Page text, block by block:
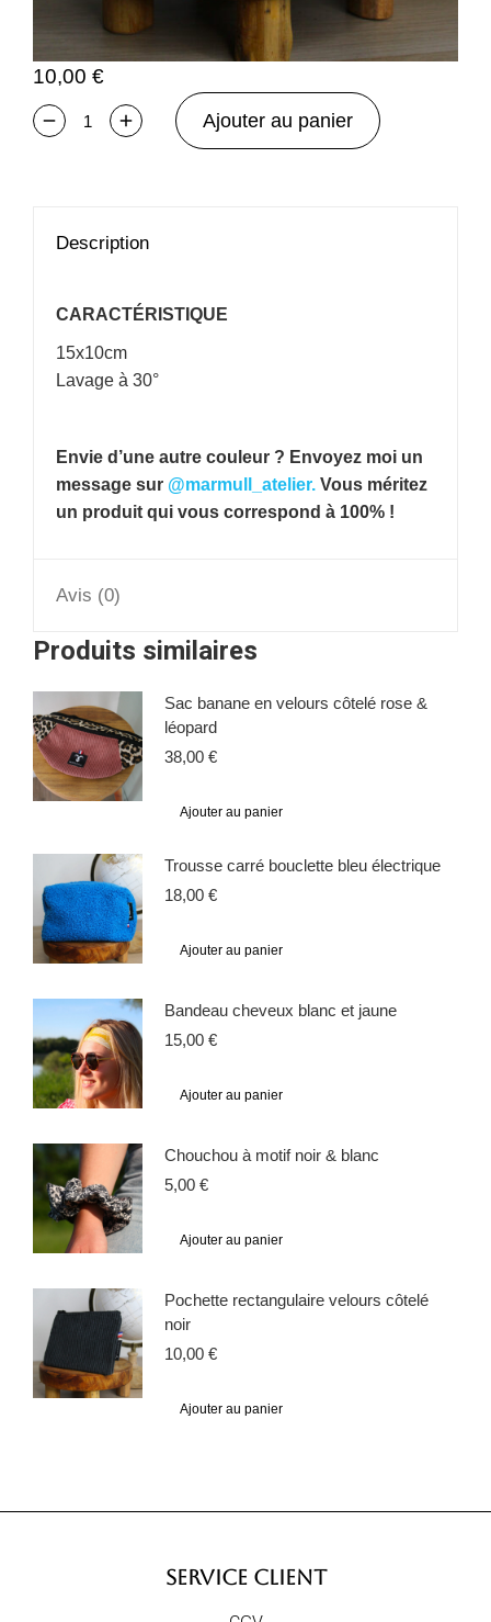
10,00 €
Ajouter au panier
Description
CARACTÉRISTIQUE
15x10cm
Lavage à 30°
Envie d’une autre couleur ? Envoyez moi un
message sur @marmull_atelier. Vous méritez
un produit qui vous correspond à 100% !
Avis (0)
Produits similaires
Sac banane en velours côtelé rose &
léopard
38,00 €
Ajouter au panier
Trousse carré bouclette bleu électrique
18,00 €
Ajouter au panier
Bandeau cheveux blanc et jaune
15,00 €
Ajouter au panier
Chouchou à motif noir & blanc
5,00 €
Ajouter au panier
Pochette rectangulaire velours côtelé
noir
10,00 €
Ajouter au panier
SERVICE CLIENT